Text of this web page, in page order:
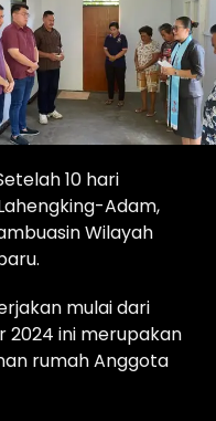
10 hari
Adam,
Wilayah
mulai dari
2024 ini merupakan
rumah Anggota